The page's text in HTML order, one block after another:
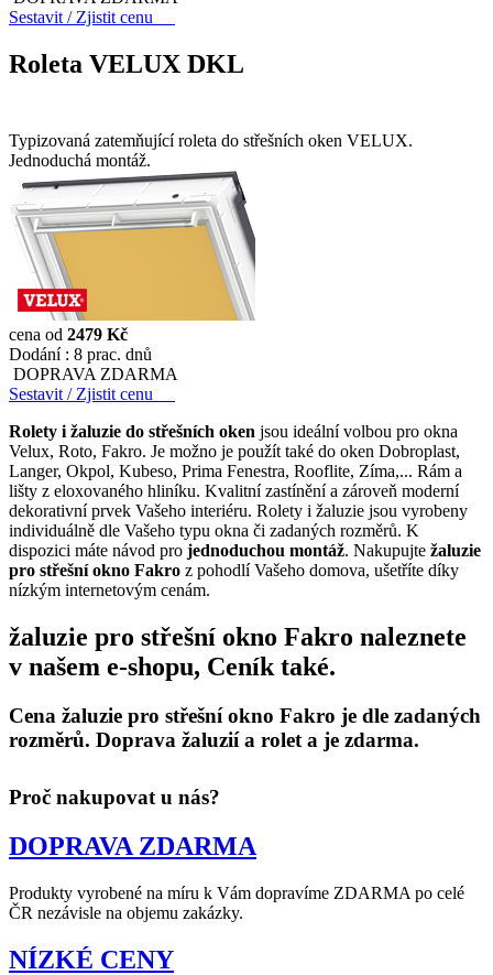
Sestavit / Zjistit cenu
Roleta VELUX DKL
Typizovaná zatemňující roleta do střešních oken VELUX.
Jednoduchá montáž.
cena od 2479 Kč
Dodání : 8 prac. dnů
DOPRAVA ZDARMA
Sestavit / Zjistit cenu
Rolety i žaluzie do střešních oken jsou ideální volbou pro okna
Velux, Roto, Fakro. Je možno je použít také do oken Dobroplast,
Langer, Okpol, Kubeso, Prima Fenestra, Rooflite, Zíma,... Rám a
lišty z eloxovaného hliníku. Kvalitní zastínění a zároveň moderní
dekorativní prvek Vašeho interiéru. Rolety i žaluzie jsou vyrobeny
individuálně dle Vašeho typu okna či zadaných rozměrů. K
dispozici máte návod pro jednoduchou montáž. Nakupujte žaluzie
pro střešní okno Fakro z pohodlí Vašeho domova, ušetříte díky
nízkým internetovým cenám.
žaluzie pro střešní okno Fakro naleznete
v našem e-shopu, Ceník také.
Cena žaluzie pro střešní okno Fakro je dle zadaných
rozměrů. Doprava žaluzií a rolet a je zdarma.
Proč nakupovat u nás?
DOPRAVA ZDARMA
Produkty vyrobené na míru k Vám dopravíme ZDARMA po celé
ČR nezávisle na objemu zakázky.
NÍZKÉ CENY